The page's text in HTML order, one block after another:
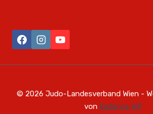
© 2026 Judo-Landesverband Wien -
von Kadence WP